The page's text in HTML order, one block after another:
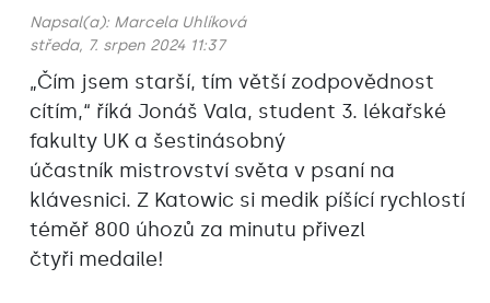
Napsal(a): Marcela Uhlíková
středa, 7. srpen 2024 11:37
„Čím jsem starší, tím větší zodpovědnost
cítím,“ říká Jonáš Vala, student 3. lékařské
fakulty UK a šestinásobný
účastník mistrovství světa v psaní na
klávesnici. Z Katowic si medik píšící rychlostí
téměř 800 úhozů za minutu přivezl
čtyři medaile!